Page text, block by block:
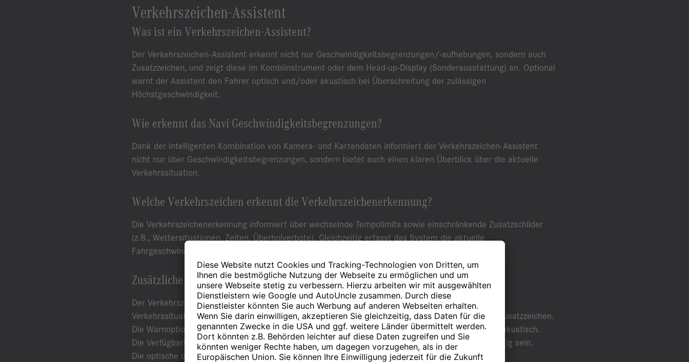
Verkehrszeichen-Assistent
Was ist ein Verkehrszeichen-Assistent?
Der Verkehrszeichen-Assistent erkennt nicht nur Geschwindigkeitsbegrenzungen/-aufhebungen, sondern auch
Zusatzzeichen, und zeigt diese im Kombiinstrument oder dem Head-up-Display (Sonderausstattung) an. Optional
warnt der Assistent den Fahrer optisch und/oder akustisch bei Überschreitung der zulässigen
Höchstgeschwindigkeit.
Wie erkennt das Navi Geschwindigkeitsbegrenzungen?
Dank der intelligenten Kombination von Kamera- und Kartendaten informiert der Verkehrszeichen-Assistent
nicht nur über Geschwindigkeitsbegrenzungen, sondern bietet auch einen klaren Überblick über die aktuelle
Verkehrssituation.
Welche Verkehrszeichen erkennt die Verkehrszeichenerkennung?
Die Verkehrszeichenerkennung informiert über wechselnde Tempolimits sowie einschränkende Zusatzschilder
(z.B., Wettersituationen, Zeiten, Überholverbote). Gleichzeitig erfasst das System die aktuelle
Fahrgeschwindigkeit und warnt bei Überschreitung.
Zusätzliche Informationen:
Der Verkehrszeichen-Assistent bietet auch Unterstützung in unübersichtlichen und wechselhaften
Verkehrssituationen, einschließlich variabler Geschwindigkeitsbegrenzungen und beschränkender Zusatzzeichen.
Die Warnoptionen bei Geschwindigkeitsüberschreitungen sind anpassbar, sowohl optisch als auch akustisch.
Die Verfügbarkeit des Verkehrszeichen-Assistenten und bestimmter Funktionen kann länderabhängig sein.
Die optische und akustische Warnung vor falscher Einfahrt ist vorerst nur in Deutschland verfügbar.